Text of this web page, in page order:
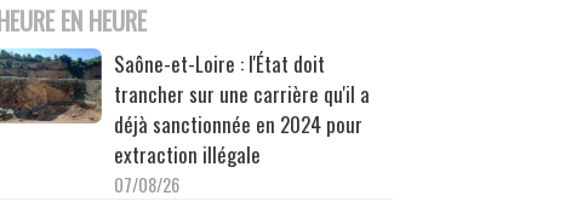
EN HEURE
Saône-et-Loire : l'État doit
trancher sur une carrière qu'il a
déjà sanctionnée en 2024 pour
extraction illégale
07/08/26